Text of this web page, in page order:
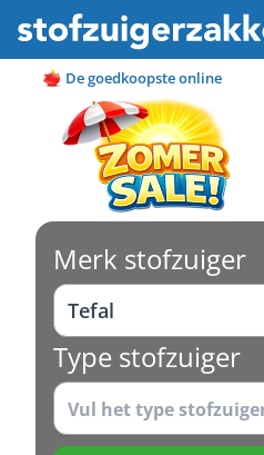
Ga naar de inhoud
De goedkoopste online
Merk stofzuiger
Type stofzuiger